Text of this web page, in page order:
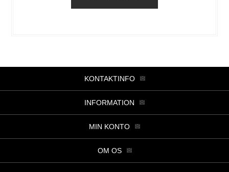
KONTAKTINFO
INFORMATION
MIN KONTO
OM OS